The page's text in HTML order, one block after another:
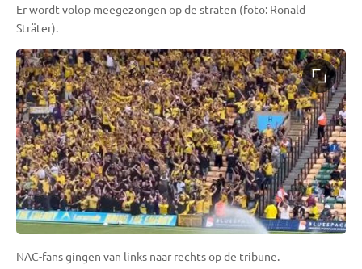
Er wordt volop meegezongen op de straten (foto: Ronald
Sträter).
NAC-fans gingen van links naar rechts op de tribune.